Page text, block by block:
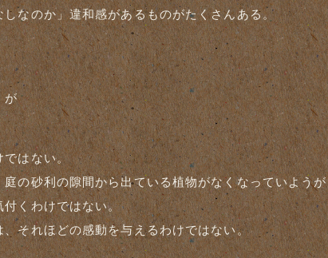
なのか」違和感があるものがたくさんある。
が
はない。
の砂利の隙間から出ている植物がなくなっていようが
付くわけではない。
それほどの感動を与えるわけではない。